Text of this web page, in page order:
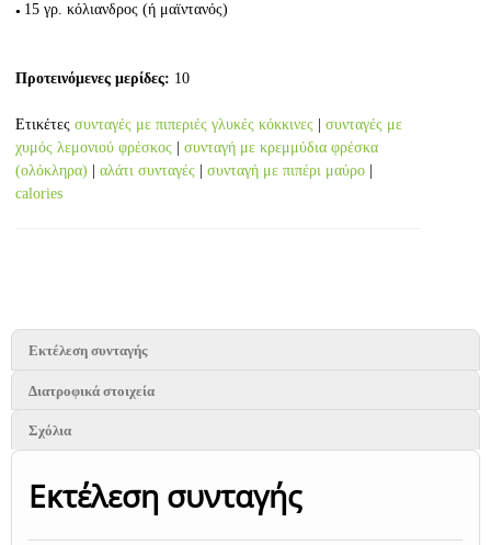
15 γρ. κόλιανδρος (ή μαϊντανός)
Προτεινόμενες μερίδες: 10
Ετικέτες συνταγές με πιπεριές γλυκές κόκκινες
συνταγές με
χυμός λεμονιού φρέσκος
συνταγή με κρεμμύδια φρέσκα
(ολόκληρα)
αλάτι συνταγές συνταγή με πιπέρι μαύρο
calories
Εκτέλεση συνταγής
Διατροφικά στοιχεία
Σχόλια
Εκτέλεση συνταγής